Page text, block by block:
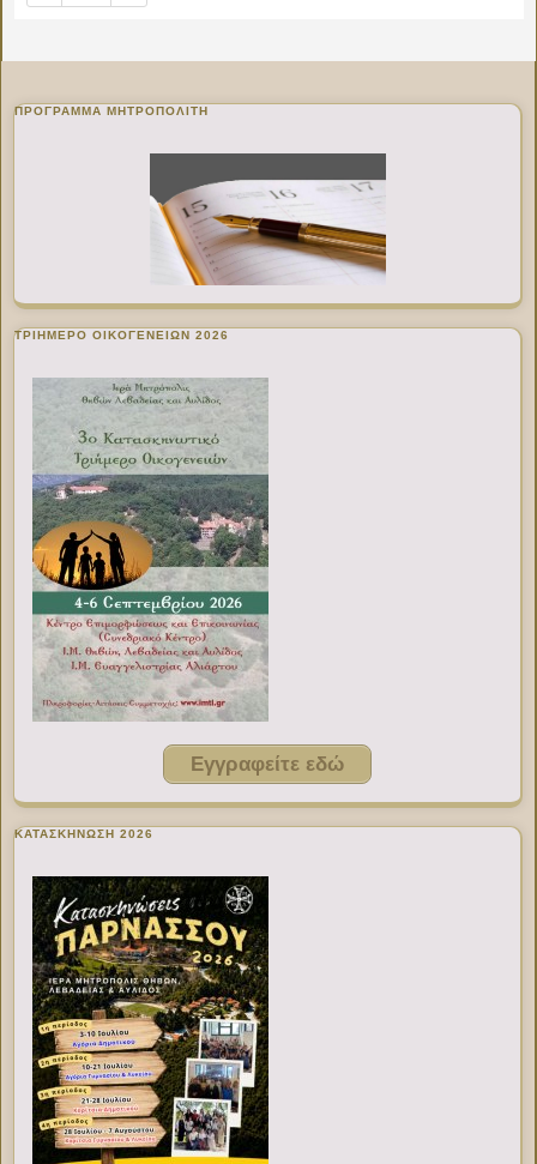
ΠΡΌΓΡΑΜΜΑ ΜΗΤΡΟΠΟΛΊΤΗ
ΤΡΙΗΜΕΡΟ ΟΙΚΟΓΕΝΕΙΩΝ 2026
Εγγραφείτε εδώ
ΚΑΤΑΣΚΗΝΩΣΗ 2026